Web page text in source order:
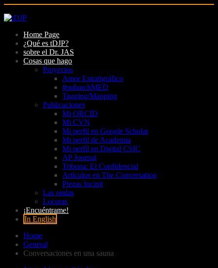
Skip
contentHome Page
¿Qué es tDJP?
sobre el Dr. JAS
Cosas que hago
Proyectos
Amor Estratigráfico
#pubarchMED
Tagging/Mapping
Publicaciones
Mi ORCID
Mi CVN
Mi perfil en Google Scholar
Mi perfil de Academia
Mi perfil en Digital CSIC
AP Journal
Tribuna: El Confidencial
Artículos en The Conversation
Piezas Incipit
Las ondas
Locuras
¡Encuéntrame!
In English
Home
General
Conversaciones en una sauna